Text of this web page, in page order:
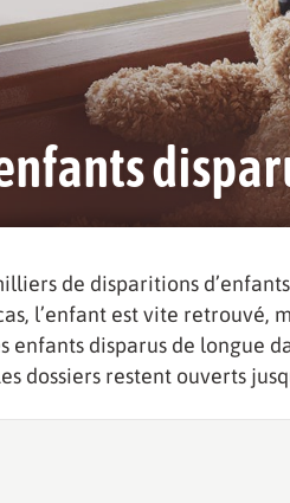
de disparitions
l’enfant est vite retrouvé,
enfants disparus de longue
dossiers restent ouverts